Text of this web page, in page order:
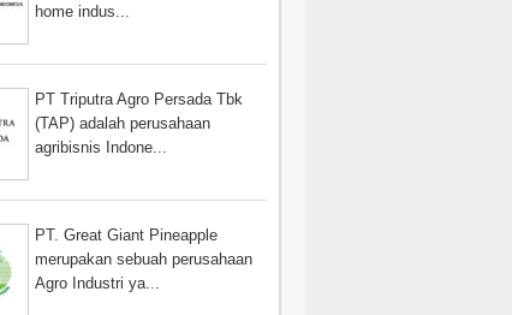
home indus...
PT Triputra Agro Persada Tbk
(TAP) adalah perusahaan
agribisnis Indone...
PT. Great Giant Pineapple
merupakan sebuah perusahaan
Agro Industri ya...